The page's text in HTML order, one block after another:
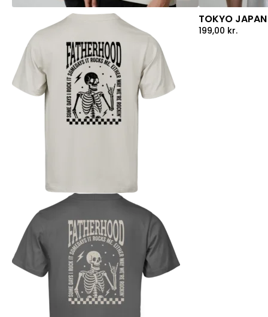
TOKYO
199,00 kr.